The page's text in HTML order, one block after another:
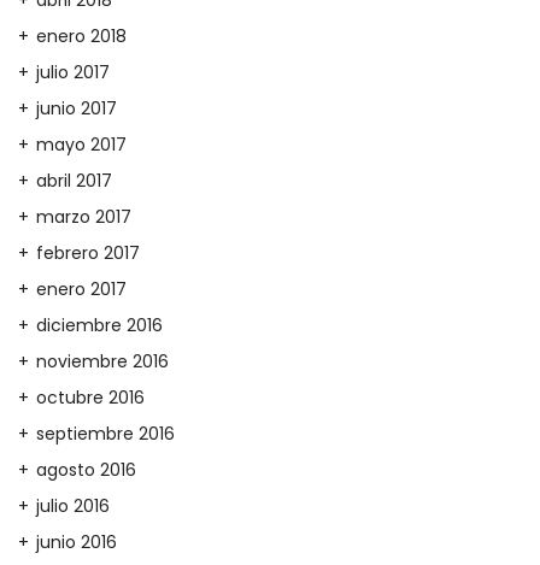
enero 2018
julio 2017
junio 2017
mayo 2017
abril 2017
marzo 2017
febrero 2017
enero 2017
diciembre 2016
noviembre 2016
octubre 2016
septiembre 2016
agosto 2016
julio 2016
junio 2016